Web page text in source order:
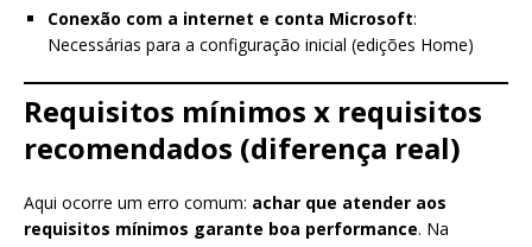
Conexão com a internet e conta Microsoft:
Necessárias para a configuração inicial (edições Home)
Requisitos mínimos x requisitos
recomendados (diferença real)
Aqui ocorre um erro comum: achar que atender aos
requisitos mínimos garante boa performance. Na